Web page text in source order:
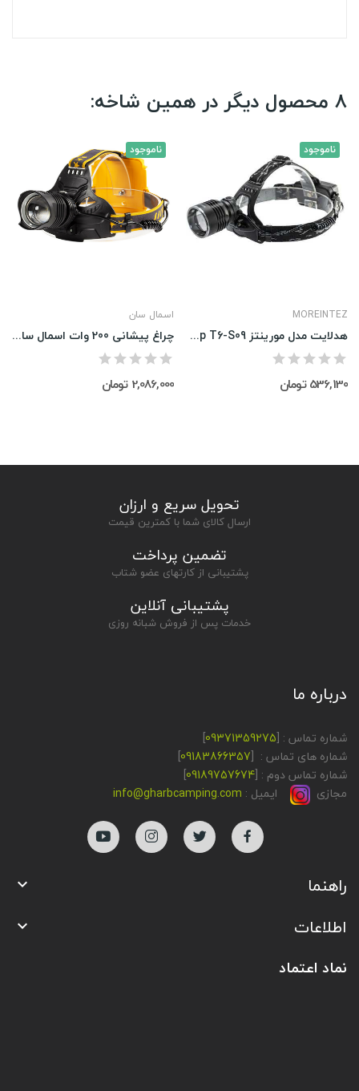
8 محصول دیگر در همین شاخه:
ناموجود
اسمال سان
چراغ پیشانی 200 وات اسمال سان مدل ZY-W645
2,086,000 تومان
ناموجود
MOREINTEZ
هدلایت مدل مورینتز Headlamp T6-S09
536,130 تومان
تحویل سریع و ارزان
ارسال کالای شما با کمترین قیمت
تضمین پرداخت
پشتیبانی از کارتهای عضو شتاب
پشتیبانی آنلاین
خدمات پس از فروش شبانه روزی
درباره ما
شماره تماس : [09371359275
]
شماره های تماس : [09183866357
]
شماره تماس دوم : [09189757674
]
مجازی
ایمیل : info@gharbcamping.com
راهنما 
اطلاعات 
نماد اعتماد